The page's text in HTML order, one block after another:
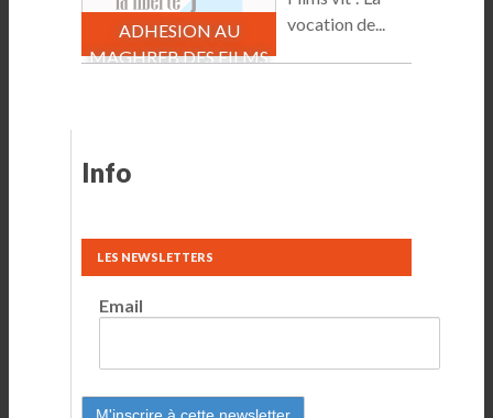
ADHESION AU
MAGHREB DES FILMS
vocation de...
Info
LES NEWSLETTERS
Email